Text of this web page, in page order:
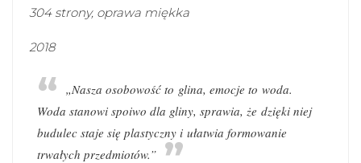
304 strony, oprawa miękka
2018
„Nasza osobowość to glina, emocje to woda.
Woda stanowi spoiwo dla gliny, sprawia, że dzięki niej
budulec staje się plastyczny i ułatwia formowanie
trwałych przedmiotów.”